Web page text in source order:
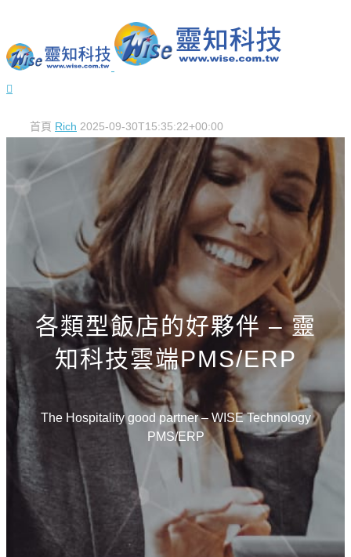
首頁 Rich 2025-09-30T15:35:22+00:00
各類型飯店的好夥伴 – 靈
知科技雲端PMS/ERP
The Hospitality good partner – WISE Technology
PMS/ERP